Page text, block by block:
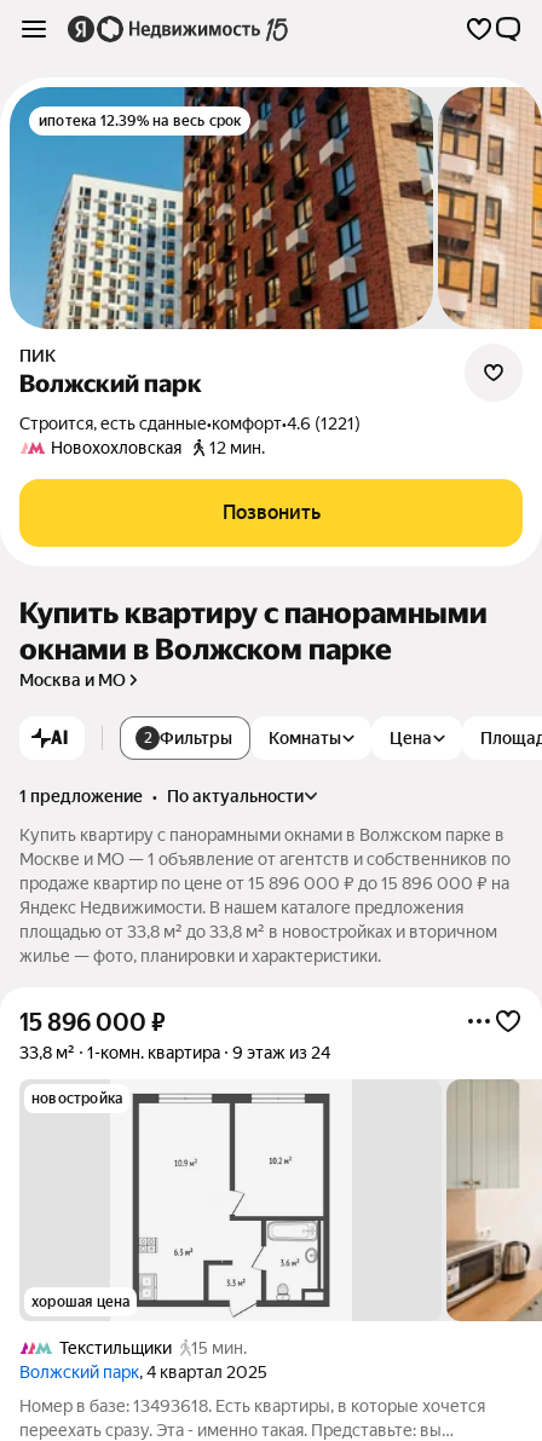
ипотека 12.39% на весь срок
ПИК
Волжский парк
Строится, есть сданные•комфорт•4.6 (1221)
Новохохловская
12 мин.
Позвонить
Купить квартиру с панорамными
окнами в Волжском парке
Москва и МО
AI 2 Фильтры Комнаты Цена
1 предложение •
по актуальности
Купить квартиру с панорамными окнами в Волжском парке в
Москве и МО — 1 объявление от агентств и собственников по
продаже квартир по цене от 15 896 000 ₽ до 15 896 000 ₽ на
Яндекс Недвижимости. В нашем каталоге предложения
площадью от 33,8 м² до 33,8 м² в новостройках и вторичном
жилье — фото, планировки и характеристики.
15 896 000 ₽
33,8 м² 1-комн. квартира 9 этаж из 24
новостройка
хорошая цена
Текстильщики
15 мин.
Волжский парк, 4 квартал 2025
Номер в базе: 13493618. Есть квартиры, в которые хочется
переехать сразу. Эта - именно такая. Представьте: вы